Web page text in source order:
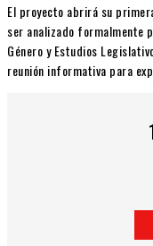
El proyecto abrirá su
ser analizado formalmente
Género y Estudios
reunión informativa para